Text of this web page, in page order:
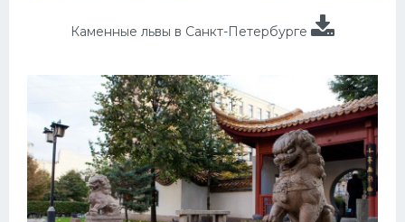
Каменные львы в Санкт-Петербурге